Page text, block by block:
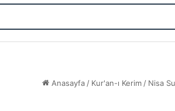
Anasayfa / Kur'an-ı Kerim / Nisa